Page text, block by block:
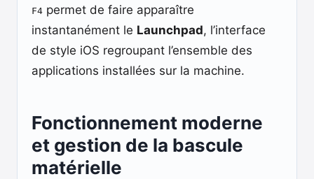
F4 permet de faire apparaître
instantanément le Launchpad, l’interface
de style iOS regroupant l’ensemble des
applications installées sur la machine.
Fonctionnement moderne
et gestion de la bascule
matérielle